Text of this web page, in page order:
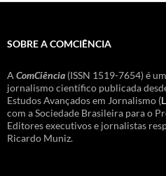
SOBRE A COMCIÊNCIA
A ComCiência (ISSN 1519-7654) é
jornalismo científico publicada
Estudos Avançados em Jornalismo (
com a Sociedade Brasileira para o
Editores executivos e jornalistas
Ricardo Muniz.